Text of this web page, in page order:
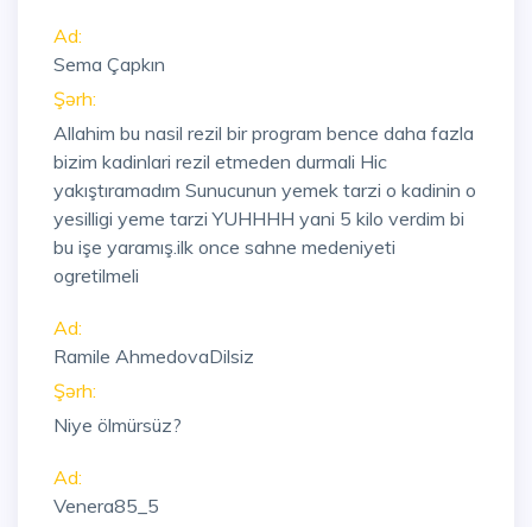
Ad:
Sema Çapkın
Şərh:
Allahim bu nasil rezil bir program bence daha fazla
bizim kadinlari rezil etmeden durmali Hic
yakıştıramadım Sunucunun yemek tarzi o kadinin o
yesilligi yeme tarzi YUHHHH yani 5 kilo verdim bi
bu işe yaramış.ilk once sahne medeniyeti
ogretilmeli
Ad:
Ramile AhmedovaDilsiz
Şərh:
Niye ölmürsüz?
Ad:
Venera85_5